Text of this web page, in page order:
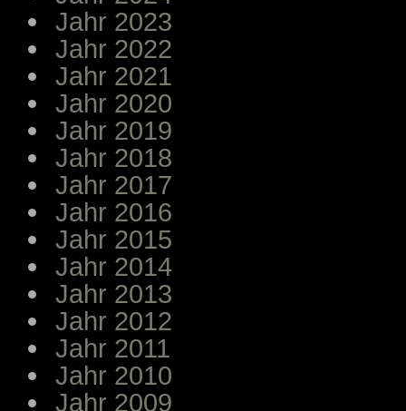
Jahr 2023
Jahr 2022
Jahr 2021
Jahr 2020
Jahr 2019
Jahr 2018
Jahr 2017
Jahr 2016
Jahr 2015
Jahr 2014
Jahr 2013
Jahr 2012
Jahr 2011
Jahr 2010
Jahr 2009